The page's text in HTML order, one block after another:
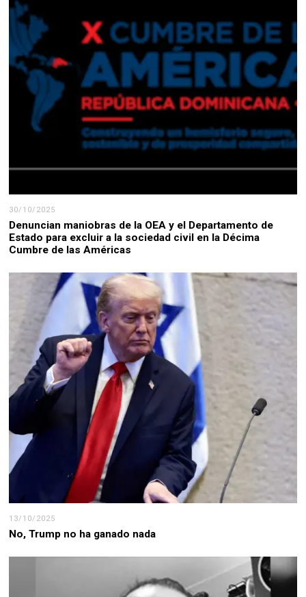
30/10/2025
Denuncian maniobras de la OEA y el Departamento de
Estado para excluir a la sociedad civil en la Décima
Cumbre de las Américas
13/10/2025
No, Trump no ha ganado nada